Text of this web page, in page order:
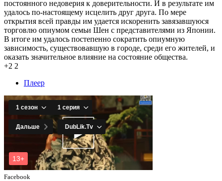
постоянного недоверия к доверительности. И в результате им
удалось по-настоящему исцелить друг друга. По мере
открытия всей правды им удается искоренить завязавшуюся
торговлю опиумом семьи Шен с представителями из Японии.
В итоге им удалось постепенно сократить опиумную
зависимость, существовавшую в городе, среди его жителей, и
оказать значительное влияние на состояние общества.
+2 2
Плеер
Facebook